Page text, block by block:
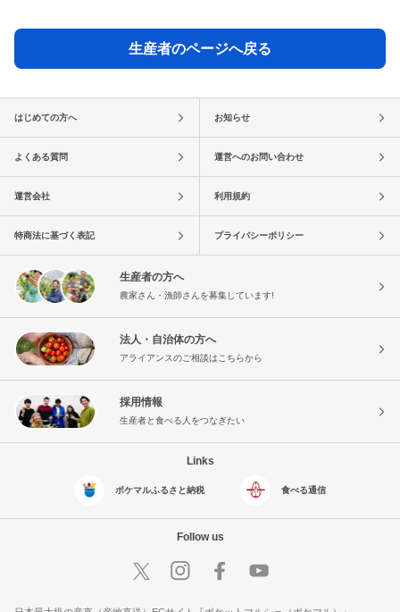
生産者のページへ戻る
はじめての方へ お知らせ
よくある質問 運営へのお問い合わせ
運営会社 利用規約
特商法に基づく表記 プライバシーポリシー
生産者の方へ
農家さん・漁師さんを募集しています!
法人・自治体の方へ
アライアンスのご相談はこちらから
採用情報
生産者と食べる人をつなぎたい
Links
ポケマルふるさと納税 食べる通信
Follow us